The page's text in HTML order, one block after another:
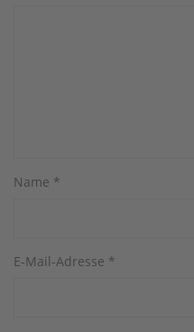
Name *
E-Mail-Adresse *